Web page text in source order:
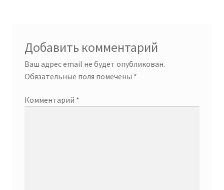
Добавить комментарий
Ваш адрес email не будет опубликован.
Обязательные поля помечены *
Комментарий *